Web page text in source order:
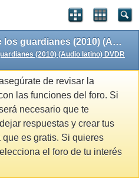
Ga'Hoole: La leyenda de los guardianes (2010) (Audio latino) DVDR NTSC *Vgroupteam*
(2010) (Audio latino) DVDR
de revisar la
las funciones del foro. Si
necesario que te
respuestas y crear tus
es gratis. Si quieres
el foro de tu interés